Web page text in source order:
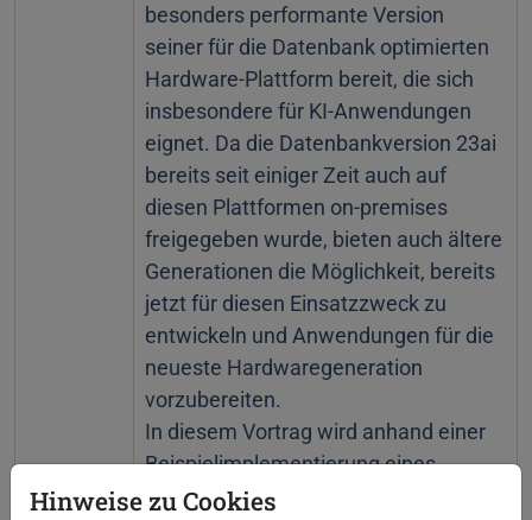
besonders performante Version
seiner für die Datenbank optimierten
Hardware-Plattform bereit, die sich
insbesondere für KI-Anwendungen
eignet. Da die Datenbankversion 23ai
bereits seit einiger Zeit auch auf
diesen Plattformen on-premises
freigegeben wurde, bieten auch ältere
Generationen die Möglichkeit, bereits
jetzt für diesen Einsatzzweck zu
entwickeln und Anwendungen für die
neueste Hardwaregeneration
vorzubereiten.
In diesem Vortrag wird anhand einer
Beispielimplementierung eines
Chatbots, der beim Kochen
Hinweise zu Cookies